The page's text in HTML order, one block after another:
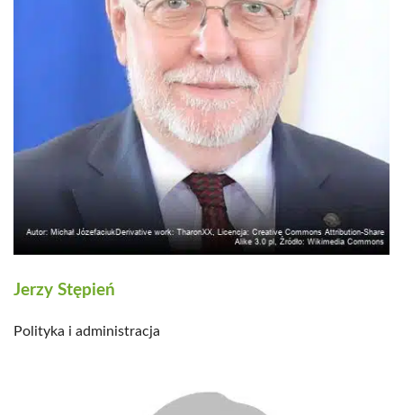
Jerzy Stępień
Polityka i administracja